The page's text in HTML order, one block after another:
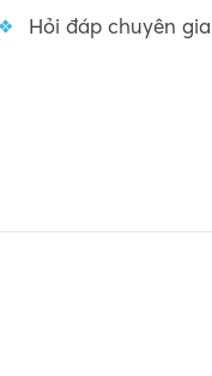
Hỏi đáp chuyên gia